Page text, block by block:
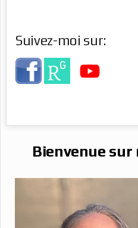
Suivez-moi sur:
Bienvenue